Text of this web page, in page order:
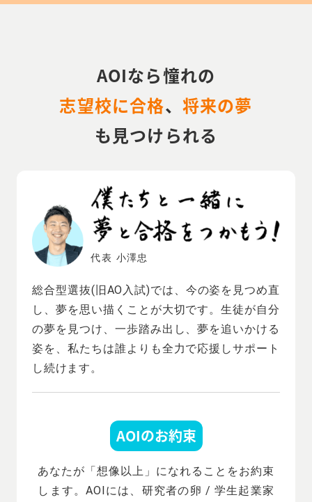
AOIなら憧れの
志望校に合格、 将来の夢
も見つけられる
代表 小澤忠
総合型選抜(旧AO入試)では、今の姿を見つめ直
し、夢を思い描くことが大切です。生徒が自分
の夢を見つけ、一歩踏み出し、夢を追いかける
姿を、私たちは誰よりも全力で応援しサポート
し続けます。
AOIのお約束
あなたが「想像以上」になれることをお約束
します。AOIには、研究者の卵 / 学生起業家